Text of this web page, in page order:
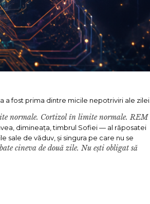
a fost prima dintre micile nepotriviri ale zilei.
normale. Cortizol în limite normale. REM
dimineața, timbrul Sofiei — al răposatei
de văduv, și singura pe care nu se
cineva de două zile. Nu ești obligat să